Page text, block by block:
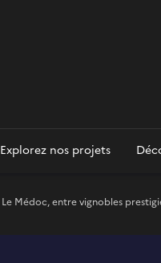
Explorez nos projets
Médoc, entre vignobles